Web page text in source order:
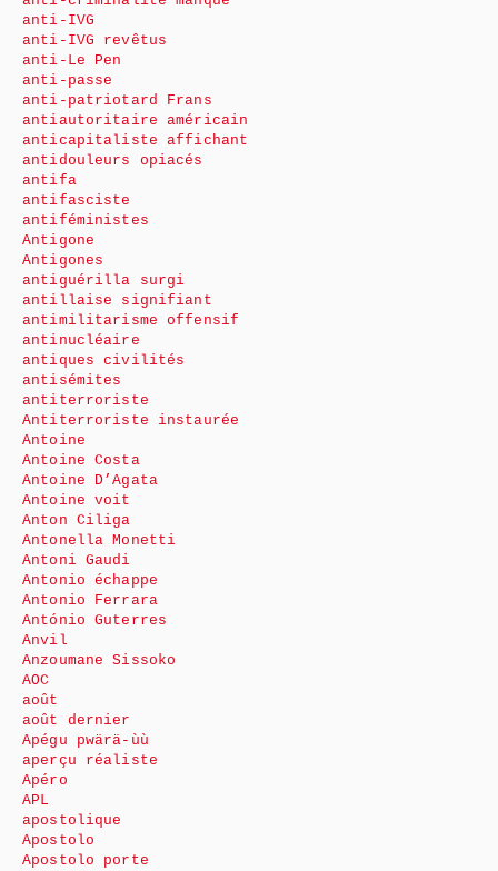
anti-IVG
anti-IVG revêtus
anti-Le Pen
anti-passe
anti-patriotard Frans
antiautoritaire américain
anticapitaliste affichant
antidouleurs opiacés
antifa
antifasciste
antiféministes
Antigone
Antigones
antiguérilla surgi
antillaise signifiant
antimilitarisme offensif
antinucléaire
antiques civilités
antisémites
antiterroriste
Antiterroriste instaurée
Antoine
Antoine Costa
Antoine D’Agata
Antoine voit
Anton Ciliga
Antonella Monetti
Antoni Gaudi
Antonio échappe
Antonio Ferrara
António Guterres
Anvil
Anzoumane Sissoko
AOC
août
août dernier
Apégu pwärä-ùù
aperçu réaliste
Apéro
APL
apostolique
Apostolo
Apostolo porte